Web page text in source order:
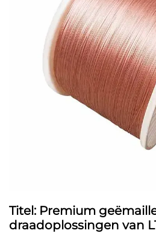
Titel: Premium
draadoplossingen van